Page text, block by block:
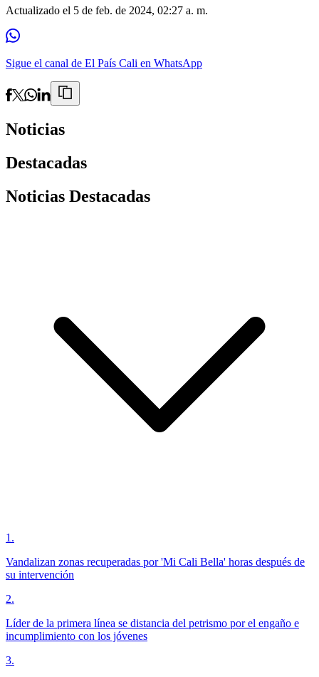
Actualizado el 5 de feb. de 2024, 02:27 a. m.
Sigue el canal de El País Cali en WhatsApp
Noticias
Destacadas
Noticias Destacadas
1 .
Vandalizan zonas recuperadas por 'Mi Cali Bella' horas después de
su intervención
2.
Líder de la primera línea se distancia del petrismo por el engaño e
incumplimiento con los jóvenes
3.